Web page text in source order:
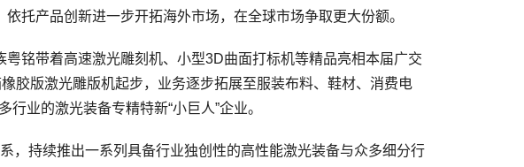
托产品创新进一步开拓海外市场，在全球市场争取更大份额。
铭带着高速激光雕刻机、小型3D曲面打标机等精品亮相本届广交
胶版激光雕版机起步，业务逐步拓展至服装布料、鞋材、消费电
业的激光装备专精特新“小巨人”企业。
持续推出一系列具备行业独创性的高性能激光装备与众多细分行